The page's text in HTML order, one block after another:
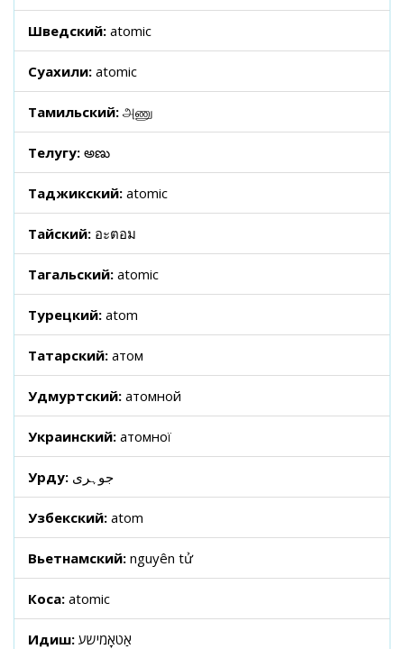
Шведский: atomic
Суахили: atomic
Тамильский: அணு
Телугу: అణు
Таджикский: atomic
Тайский: อะตอม
Тагальский: atomic
Турецкий: atom
Татарский: атом
Удмуртский: атомной
Украинский: атомної
Урду: جوہری
Узбекский: atom
Вьетнамский: nguyên tử
Коса: atomic
Идиш: אַטאָמישע